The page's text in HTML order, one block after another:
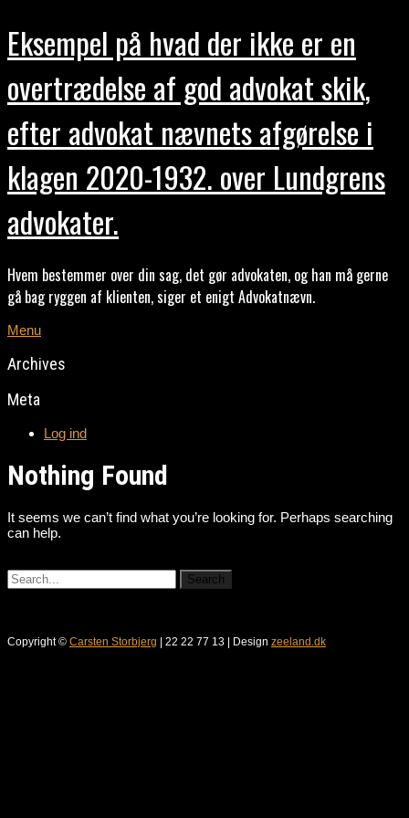
Eksempel på hvad der ikke er en
overtrædelse af god advokat skik,
efter advokat nævnets afgørelse i
klagen 2020-1932. over Lundgrens
advokater.
Hvem bestemmer over din sag, det gør advokaten, og han må gerne
gå bag ryggen af klienten, siger et enigt Advokatnævn.
Menu
Archives
Meta
Log ind
Nothing Found
It seems we can’t find what you’re looking for. Perhaps searching
can help.
Copyright © Carsten Storbjerg | 22 22 77 13 | Design zeeland.dk